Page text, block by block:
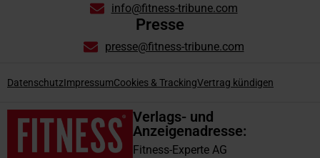
Verlags- und
Anzeigenadresse:
Fitness-Experte AG
info@fitness-tribune.com
Presse
presse@fitness-tribune.com
DatenschutzImpressumCookies & TrackingVertrag kündigen